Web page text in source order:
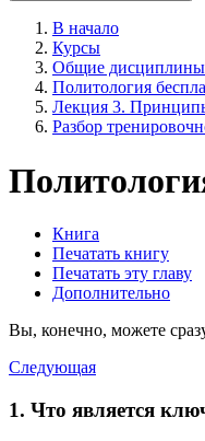
В начало
Курсы
Общие дисциплины
Политология
Лекция 3.
Разбор
Книга
Печатать книгу
Печатать эту главу
Дополнительно
Вы, конечно, можете
Следующая
1. Что является